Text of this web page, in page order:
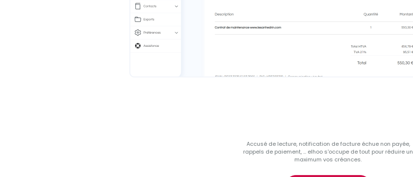
Accusé de lecture, notification de facture échue non payée,
rappels de paiement, ... elhoo s'occupe de tout pour réduire un
maximum vos créances.